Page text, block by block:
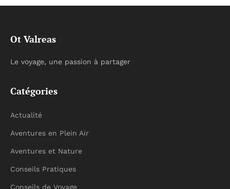
Ot Valreas
Le voyage, une passion à partager
Catégories
Actualité
Aventures en Plein Air
Aventures et Nature
Conseils Pratiques
Conseils de Voyage